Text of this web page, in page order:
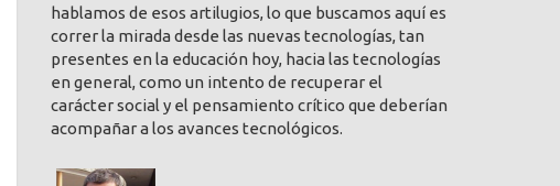
hablamos de esos artilugios, lo que buscamos aquí es
correr la mirada desde las nuevas tecnologías, tan
presentes en la educación hoy, hacia las tecnologías
en general, como un intento de recuperar el
carácter social y el pensamiento crítico que deberían
acompañar a los avances tecnológicos.